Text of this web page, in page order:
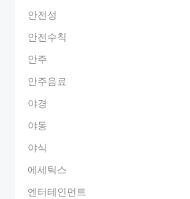
안전성
안전수칙
안주
안주음료
야경
야동
야식
에세틱스
엔터테인먼트